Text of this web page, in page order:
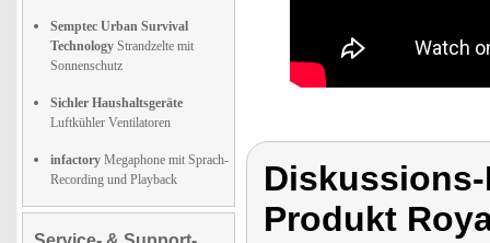
Semptec Urban Survival
Technology Strandzelte mit
Sonnenschutz
Sichler Haushaltsgeräte
Luftkühler Ventilatoren
infactory Megaphone mit Sprach-
Recording und Playback
Produkt